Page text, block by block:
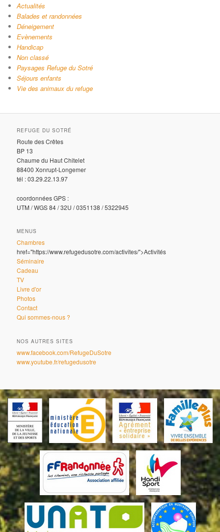
Actualités
Balades et randonnées
Déneigement
Evènements
Handicap
Non classé
Paysages Refuge du Sotré
Séjours enfants
Vie des animaux du refuge
REFUGE DU SOTRÉ
Route des Crêtes
BP 13
Chaume du Haut Chitelet
88400 Xonrupt-Longemer
tél : 03.29.22.13.97
coordonnées GPS :
UTM / WGS 84 / 32U / 0351138 / 5322945
MENUS
Chambres
href="https://www.refugedusotre.com/activites/">Activités
Séminaire
Cadeau
TV
Livre d'or
Photos
Contact
Qui sommes-nous ?
NOS AUTRES SITES
www.facebook.com/RefugeDuSotre
www.youtube.fr/refugedusotre